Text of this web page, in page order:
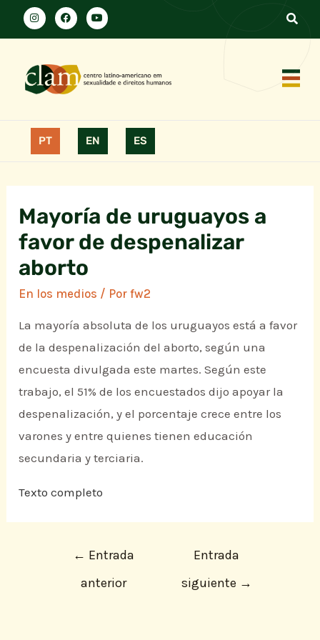
PT EN ES
Mayoría de uruguayos a
favor de despenalizar
aborto
En los medios / Porfw2
La mayoría absoluta de los uruguayos está a favor
de la despenalización del aborto, según una
encuesta divulgada este martes. Según este
trabajo, el 51% de los encuestados dijo apoyar la
despenalización, y el porcentaje crece entre los
varones y entre quienes tienen educación
secundaria y terciaria.
Texto completo
← Entrada
anterior
Entrada
siguiente →